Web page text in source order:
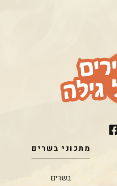
מתכוני בשרים
בשרים